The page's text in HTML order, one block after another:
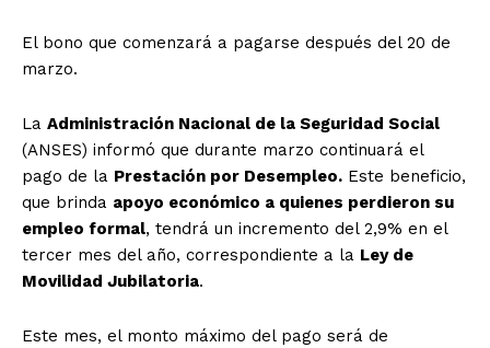
El bono que comenzará a pagarse después del 20 de
marzo.
La Administración Nacional de la Seguridad Social
(ANSES) informó que durante marzo continuará el
pago de la Prestación por Desempleo. Este beneficio,
que brinda apoyo económico a quienes perdieron su
empleo formal, tendrá un incremento del 2,9% en el
tercer mes del año, correspondiente a la Ley de
Movilidad Jubilatoria.
Este mes, el monto máximo del pago será de